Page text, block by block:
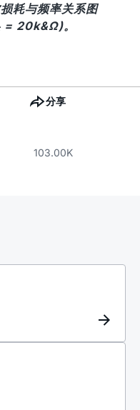
耗与频率关系图
= 20k&Ω)。
分享
103.00K